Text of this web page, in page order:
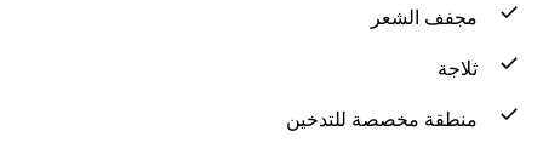
مجفف الشعر
ثلاجة
منطقة مخصصة للتدخين